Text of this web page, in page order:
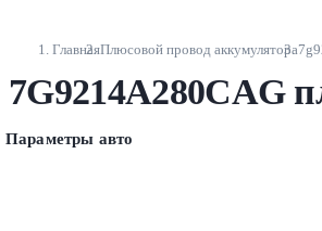
ГлавнаяПлюсовой провод аккумулятора
7G9214A280CAG
Параметры авто